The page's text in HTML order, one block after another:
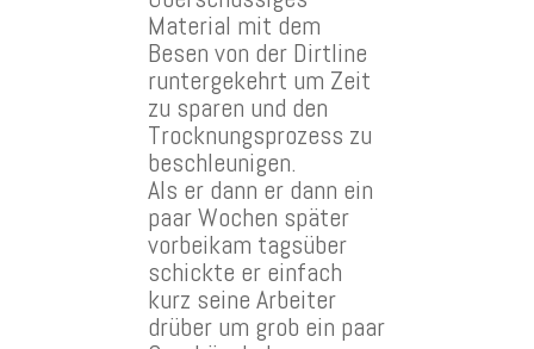
Material mit dem
Besen von der Dirtline
runtergekehrt um Zeit
zu sparen und den
Trocknungsprozess zu
beschleunigen.
Als er dann er dann ein
paar Wochen später
vorbeikam tagsüber
schickte er einfach
kurz seine Arbeiter
drüber um grob ein paar